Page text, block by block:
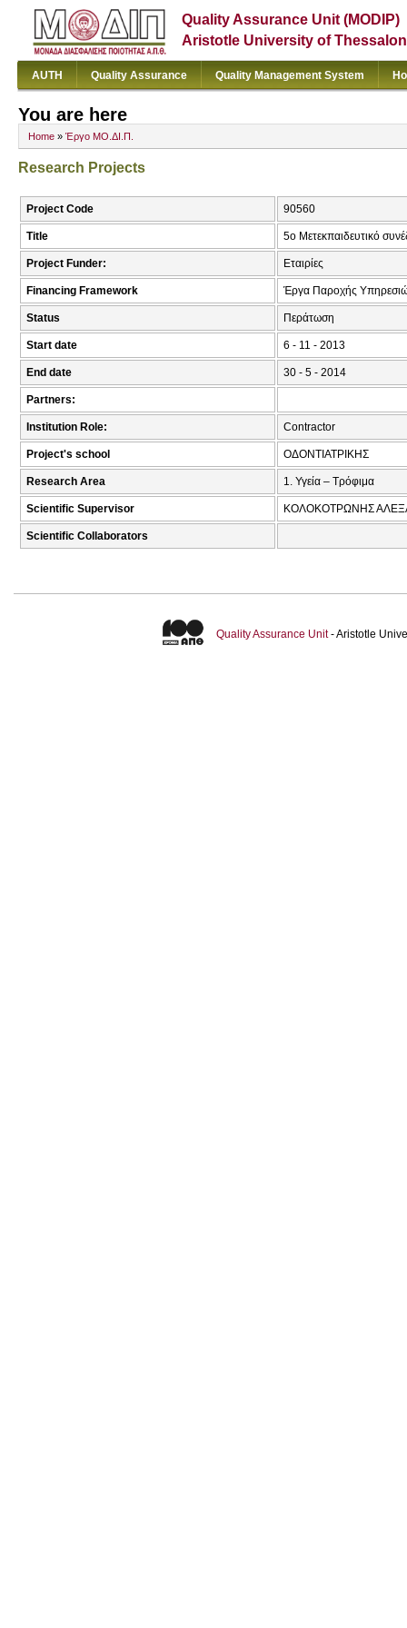
Quality Assurance Unit (MODIP)
Aristotle University of
AUTH Quality Assurance Quality Management System
You are here
Home » Έργο ΜΟ.ΔΙ.Π.
Research Projects
Project Code 90560
Title 5ο Μετεκπαιδευτικό
Project Funder: Εταιρίες
Financing Framework Έργα Παροχής
Status Περάτωση
Start date 6 - 11 - 2013
End date 30 - 5 - 2014
Partners:
Institution Role: Contractor
Project's school ΟΔΟΝΤΙΑΤΡΙΚΗΣ
Research Area 1. Υγεία – Τρόφιμα
Scientific Supervisor ΚΟΛΟΚΟΤΡΩΝΗΣ
Scientific Collaborators
Quality Assurance Unit- Aristotle